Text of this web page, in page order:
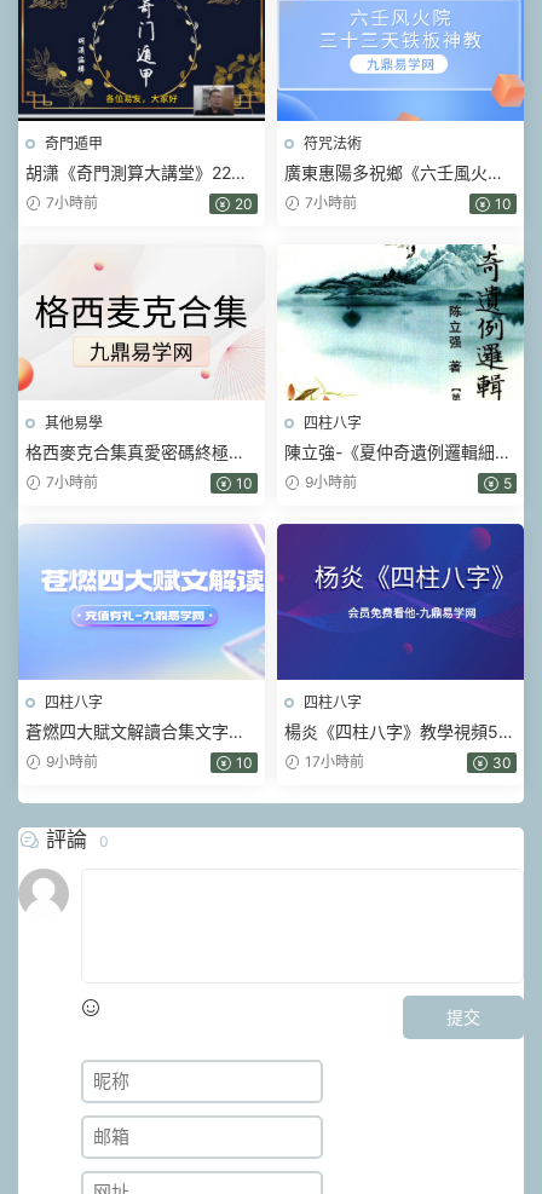
奇門遁甲
胡潇《奇門測算大講堂》22集
視頻7小時前 20
符咒法術
廣東惠陽多祝鄉《六壬風火院
三十三天鐵闆神教》4本pdf
7小時前 10
其他易學
格西麥克合集真愛密碼終極商
業智慧金剛經智慧人生當和尚
7小時前 10
四柱八字
陳立強-《夏仲奇遺例邏輯細解
【第 1~7 篇】、》174頁–彩色
9小時前 5
四柱八字
蒼燃四大賦文解讀合集文字版
pdf9小時前 10
四柱八字
楊炎《四柱八字》教學視頻56
集 17小時前 30
評論 0
提交